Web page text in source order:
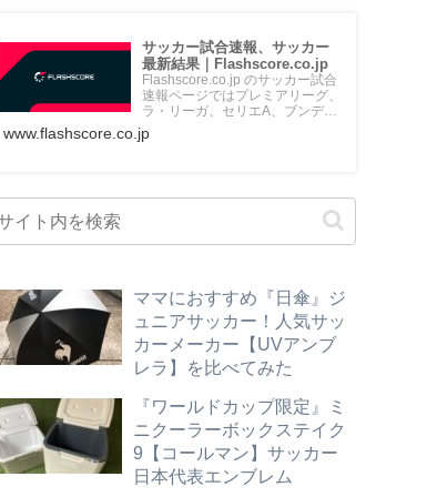
サッカー試合速報、サッカー
最新結果｜Flashscore.co.jp
Flashscore.co.jp のサッカー試合
速報ページではプレミアリーグ、
ラ・リーガ、セリエA、ブンデス
www.flashscore.co.jp
ママにおすすめ『日傘』ジ
ュニアサッカー！人気サッ
カーメーカー【UVアンブ
レラ】を比べてみた
『ワールドカップ限定』ミ
ニクーラーボックステイク
9【コールマン】サッカー
日本代表エンブレム